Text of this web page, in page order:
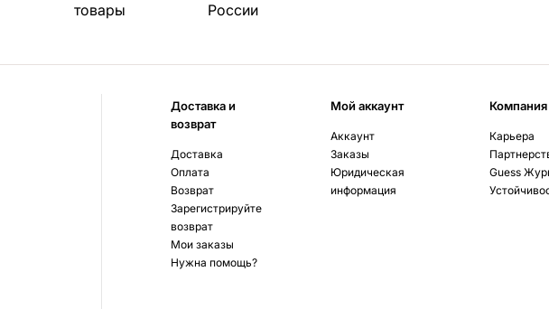
товары
России
Доставка и
возврат
Доставка
Оплата
Возврат
Зарегистрируйте
возврат
Мои заказы
Нужна помощь?
Мой аккаунт
Аккаунт
Заказы
Юридическая
информация
Компания
Карьера
Guess